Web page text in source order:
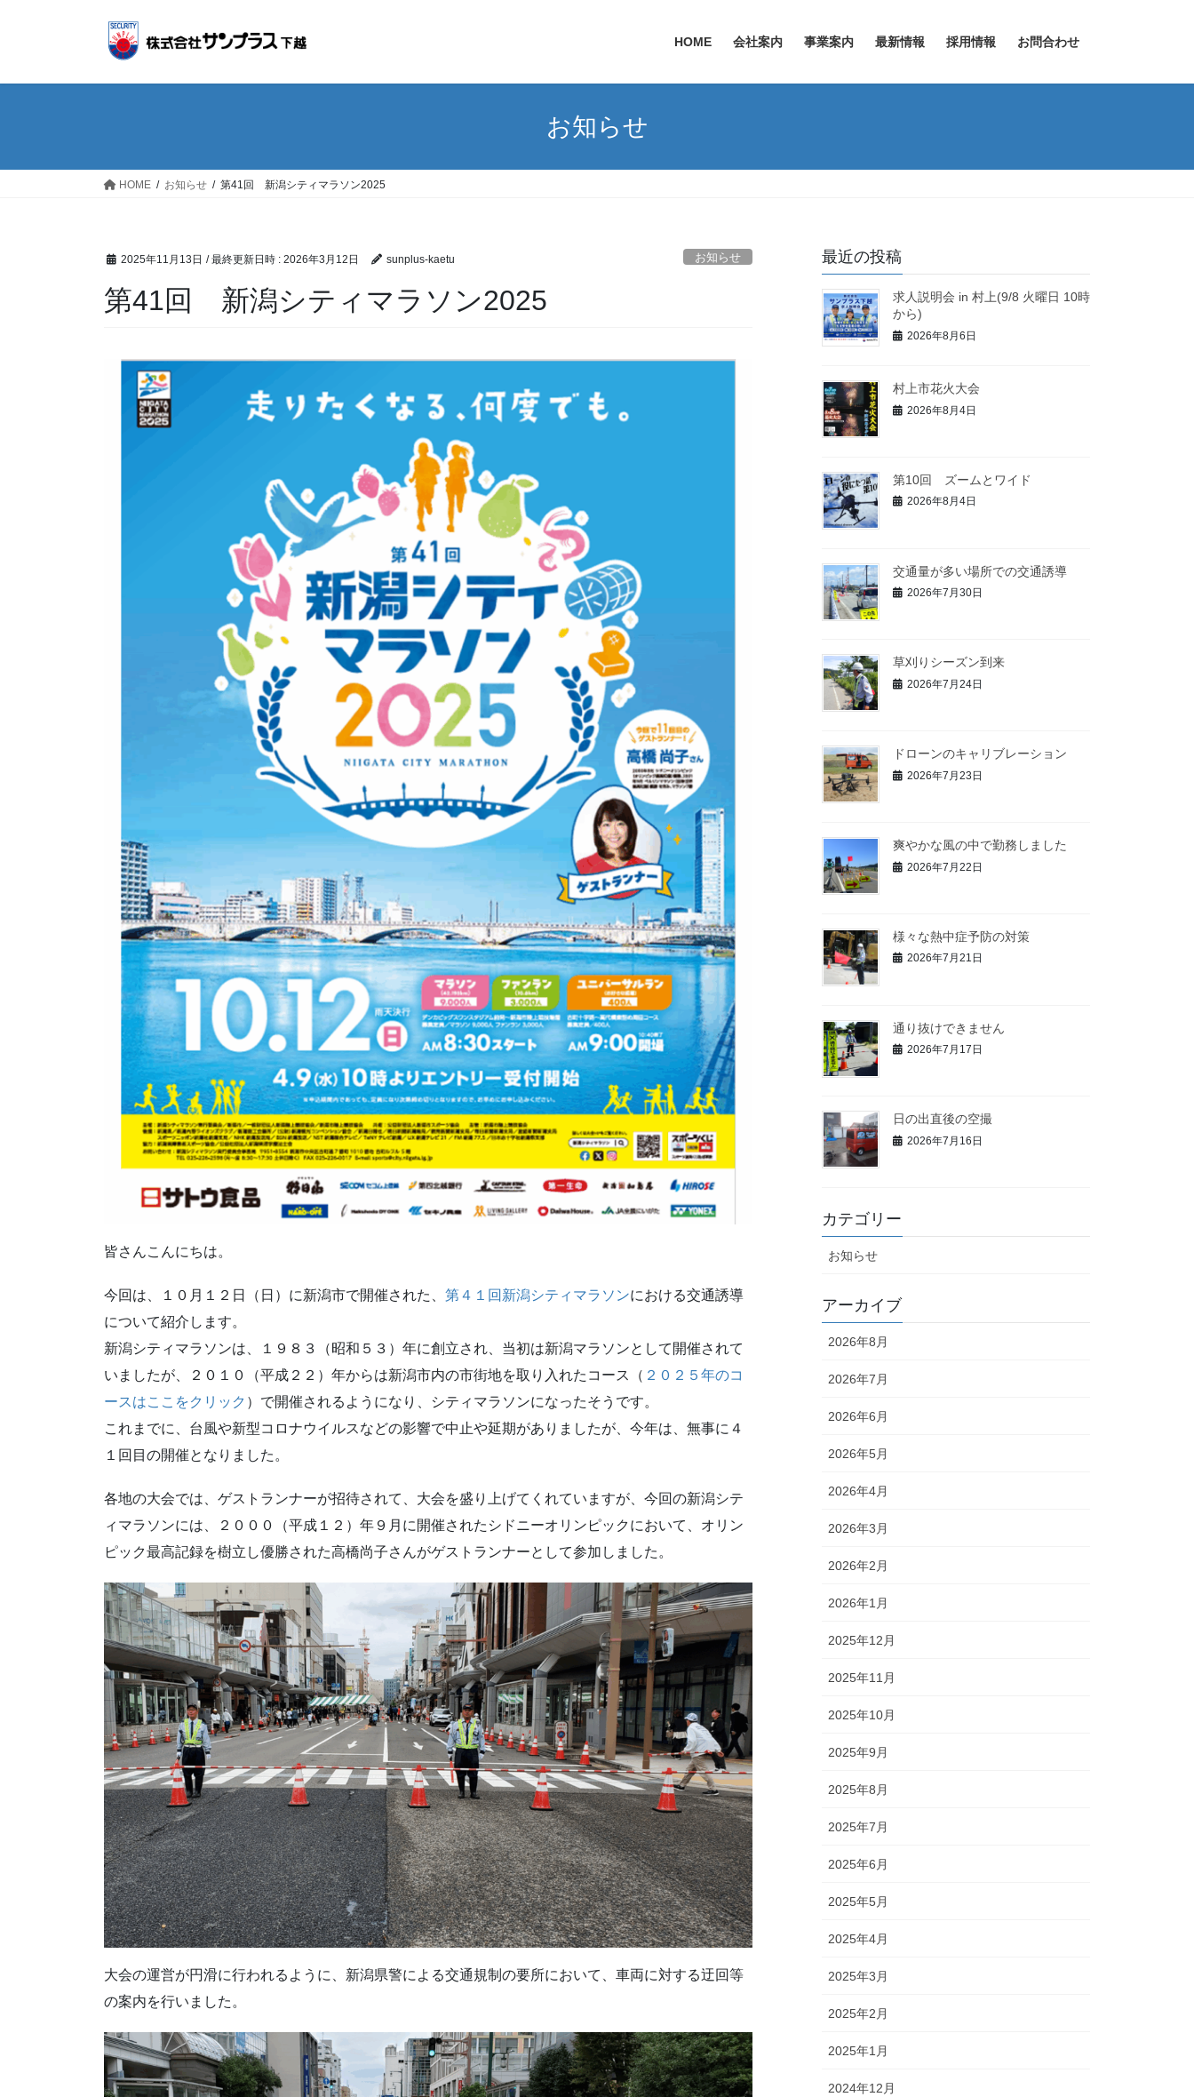
HOME 会社案内 事業案内 最新情報 採用情報 お問合わせ
お知らせ
HOME お知らせ 第41回 新潟シティマラソン2025
2025年11月13日 / 最終更新日時 : 2026年3月12日 sunplus-kaetu お知らせ
第41回 新潟シティマラソン2025
皆さんこんにちは。
今回は、１０月１２日（日）に新潟市で開催された、 第４１回新潟シティマラソンにおける交通誘導
について紹介します。
新潟シティマラソンは、１９８３（昭和５３）年に創立され、当初は新潟マラソンとして開催されて
いましたが、２０１０（平成２２）年からは新潟市内の市街地を取り入れたコース（ ２０２５年のコ
ースはここをクリック ）で開催されるようになり、シティマラソンになったそうです。
これまでに、台風や新型コロナウイルスなどの影響で中止や延期がありましたが、今年は、無事に４
１回目の開催となりました。
各地の大会では、ゲストランナーが招待されて、大会を盛り上げてくれていますが、今回の新潟シテ
ィマラソンには、２０００（平成１２）年９月に開催されたシドニーオリンピックにおいて、オリン
ピック最高記録を樹立し優勝された高橋尚子さんがゲストランナーとして参加しました。
大会の運営が円滑に行われるように、新潟県警による交通規制の要所において、車両に対する迂回等
の案内を行いました。
最近の投稿
求人説明会 in 村上(9/8 火曜日 10時
から)
2026年8月6日
村上市花火大会
2026年8月4日
第10回 ズームとワイド
2026年8月4日
交通量が多い場所での交通誘導
2026年7月30日
草刈りシーズン到来
2026年7月24日
ドローンのキャリブレーション
2026年7月23日
爽やかな風の中で勤務しました
2026年7月22日
様々な熱中症予防の対策
2026年7月21日
通り抜けできません
2026年7月17日
日の出直後の空撮
2026年7月16日
カテゴリー
お知らせ
アーカイブ
2026年8月
2026年7月
2026年6月
2026年5月
2026年4月
2026年3月
2026年2月
2026年1月
2025年12月
2025年11月
2025年10月
2025年9月
2025年8月
2025年7月
2025年6月
2025年5月
2025年4月
2025年3月
2025年2月
2025年1月
2024年12月